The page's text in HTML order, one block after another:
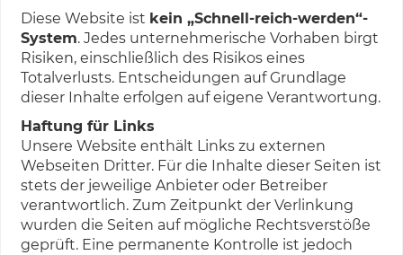
Diese Website ist kein „Schnell-reich-werden“-
System. Jedes unternehmerische Vorhaben birgt
Risiken, einschließlich des Risikos eines
Totalverlusts. Entscheidungen auf Grundlage
dieser Inhalte erfolgen auf eigene Verantwortung.
Haftung für Links
Unsere Website enthält Links zu externen
Webseiten Dritter. Für die Inhalte dieser Seiten ist
stets der jeweilige Anbieter oder Betreiber
verantwortlich. Zum Zeitpunkt der Verlinkung
wurden die Seiten auf mögliche Rechtsverstöße
geprüft. Eine permanente Kontrolle ist jedoch